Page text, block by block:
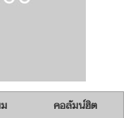
คอลัมน์ฮิต